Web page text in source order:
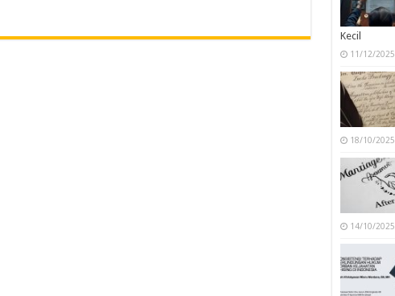
Kecil
11/12/2025
18/10/2025
14/10/2025